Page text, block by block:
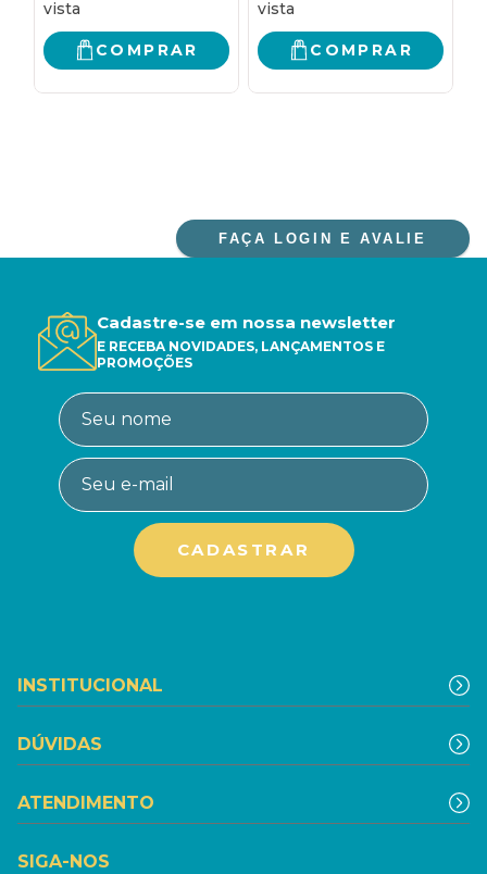
COMPRAR COMPRAR
FAÇA LOGIN E AVALIE
Cadastre-se em nossa newsletter
E RECEBA NOVIDADES, LANÇAMENTOS E
PROMOÇÕES
INSTITUCIONAL
DÚVIDAS
ATENDIMENTO
SIGA-NOS